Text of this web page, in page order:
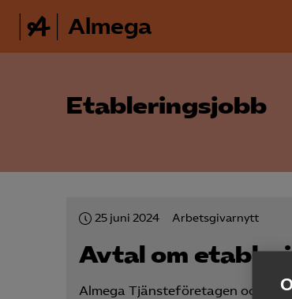
Almega
Etableringsjobb
25 juni 2024 Arbetsgivarnytt
Avtal om
Almega Tjänsteföretagen och